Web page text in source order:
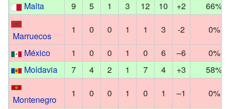
Malta 9 5 1 3 12 10 +2 66%
Marruecos
1 0 0 1 1 3 -2
0%
México
1 0 0 1 0 6 –6
0%
Moldavia
7 4 2 1 7 4 +3 58%
Montenegro
1 0 0 1 0 1 –1
0%